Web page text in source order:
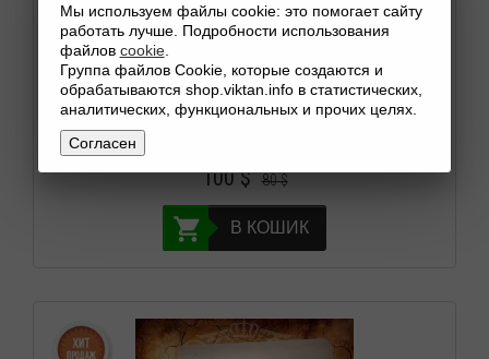
ОБЕРЕГ "ORISON" ДЛЯ ЖИЛЬЯ И СЕМЕЙНОГО ОЧАГА ОТ
100$ 80$
В КОШИК
Мы используем файлы cookie: это помогает сайту
работать лучше. Подробности использования
файлов cookie.
Группа файлов Cookie, которые создаются и
обрабатываются shop.viktan.info в статистических,
аналитических, функциональных и прочих целях.
Согласен